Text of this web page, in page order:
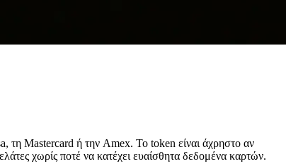
τη Mastercard ή την Amex. Το token είναι άχρηστο αν
χωρίς ποτέ να κατέχει ευαίσθητα δεδομένα καρτών.